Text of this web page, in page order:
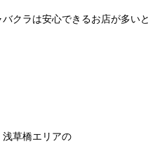
クラは安心できるお店が多いと
草橋エリアの